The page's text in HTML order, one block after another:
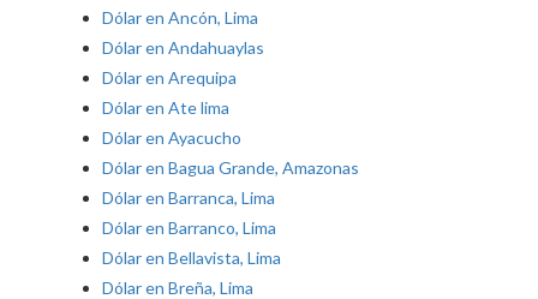
Dólar en Ancón, Lima
Dólar en Andahuaylas
Dólar en Arequipa
Dólar en Ate lima
Dólar en Ayacucho
Dólar en Bagua Grande, Amazonas
Dólar en Barranca, Lima
Dólar en Barranco, Lima
Dólar en Bellavista, Lima
Dólar en Breña, Lima